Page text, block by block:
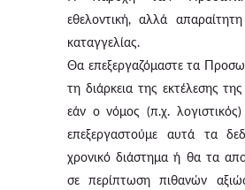
εθελοντική, αλλά
καταγγελίας.
Θα επεξεργαζόμαστε τα
τη διάρκεια της εκτέλεσης
εάν ο νόμος (π.χ.
επεξεργαστούμε αυτά τα
χρονικό διάστημα ή θα τα
σε περίπτωση πιθανών